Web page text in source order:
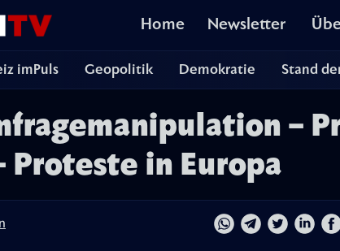
Home Newsletter
imPuls Geopolitik Demokratie Stand
–
Proteste in Europa